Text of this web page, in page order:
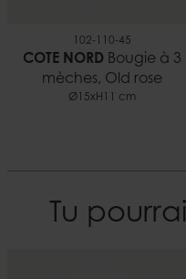
102-110-45
COTE NORD Bougie à 3
mèches, Old rose
Ø15xH11 cm
Tu